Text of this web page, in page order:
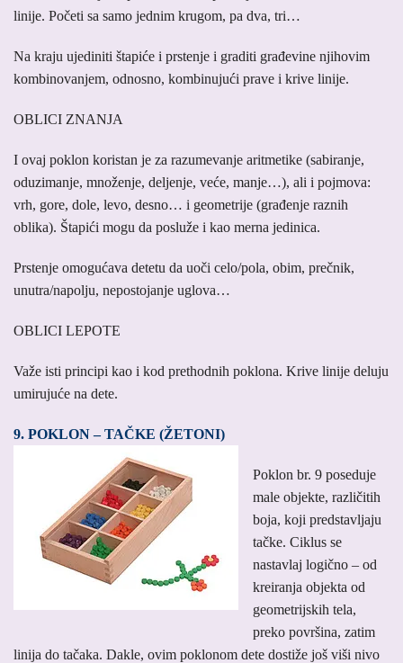
linije. Početi sa samo jednim krugom, pa dva, tri…
Na kraju ujediniti štapiće i prstenje i graditi građevine njihovim
kombinovanjem, odnosno, kombinujući prave i krive linije.
OBLICI ZNANJA
I ovaj poklon koristan je za razumevanje aritmetike (sabiranje,
oduzimanje, množenje, deljenje, veće, manje…), ali i pojmova:
vrh, gore, dole, levo, desno… i geometrije (građenje raznih
oblika). Štapići mogu da posluže i kao merna jedinica.
Prstenje omogućava detetu da uoči celo/pola, obim, prečnik,
unutra/napolju, nepostojanje uglova…
OBLICI LEPOTE
Važe isti principi kao i kod prethodnih poklona. Krive linije deluju
umirujuće na dete.
9. POKLON – TAČKE (ŽETONI)
Poklon br. 9 poseduje
male objekte, različitih
boja, koji predstavljaju
tačke. Ciklus se
nastavlaj logično – od
kreiranja objekta od
geometrijskih tela,
preko površina, zatim
linija do tačaka. Dakle, ovim poklonom dete dostiže još viši nivo